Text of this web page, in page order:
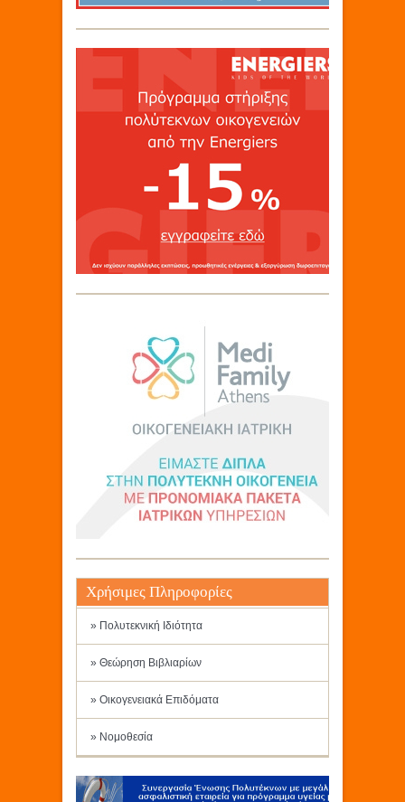
Χρήσιμες Πληροφορίες
» Πολυτεκνική Ιδιότητα
» Θεώρηση Βιβλιαρίων
» Οικογενειακά Επιδόματα
» Νομοθεσία